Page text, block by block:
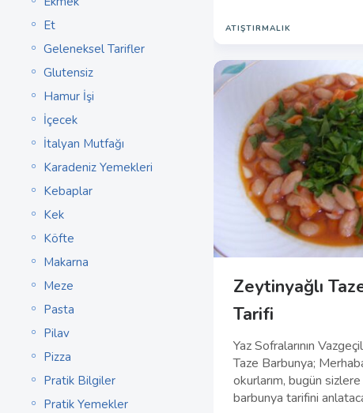
Et
Geleneksel Tarifler
Glutensiz
Hamur İşi
İçecek
İtalyan Mutfağı
Karadeniz Yemekleri
Kebaplar
Kek
Köfte
Makarna
Meze
Pasta
Pilav
Pizza
Pratik Bilgiler
Pratik Yemekler
ATIŞTIRMALIK
Zeytinyağlı
Tarifi
Yaz Sofralarının
Taze Barbunya;
okurlarım, bugün
barbunya tarifini